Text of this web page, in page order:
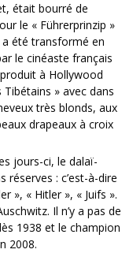
était bourré de
le « Führerprinzip »
été transformé en
le cinéaste français
à Hollywood
Tibétains » avec dans
très blonds, aux
drapeaux à croix
jours-ci, le dalaï-
réserves : c’est-à-dire
», « Hitler », « Juifs ».
Il n’y a pas de
1938 et le champion
2008.